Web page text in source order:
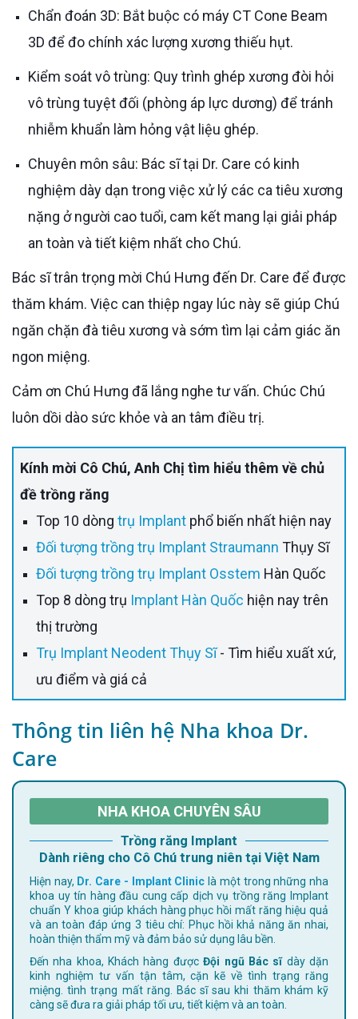
Chẩn đoán 3D: Bắt buộc có máy CT Cone Beam
3D để đo chính xác lượng xương thiếu hụt.
Kiểm soát vô trùng: Quy trình ghép xương đòi hỏi
vô trùng tuyệt đối (phòng áp lực dương) để tránh
nhiễm khuẩn làm hỏng vật liệu ghép.
Chuyên môn sâu: Bác sĩ tại Dr. Care có kinh
nghiệm dày dạn trong việc xử lý các ca tiêu xương
nặng ở người cao tuổi, cam kết mang lại giải pháp
an toàn và tiết kiệm nhất cho Chú.
Bác sĩ trân trọng mời Chú Hưng đến Dr. Care để được
thăm khám. Việc can thiệp ngay lúc này sẽ giúp Chú
ngăn chặn đà tiêu xương và sớm tìm lại cảm giác ăn
ngon miệng.
Cảm ơn Chú Hưng đã lắng nghe tư vấn. Chúc Chú
luôn dồi dào sức khỏe và an tâm điều trị.
Kính mời Cô Chú, Anh Chị tìm hiểu thêm về chủ
đề trồng răng
Top 10 dòng trụ Implant phổ biến nhất hiện nay
Đối tượng trồng trụ Implant Straumann Thụy Sĩ
Đối tượng trồng trụ Implant Osstem Hàn Quốc
Top 8 dòng trụ Implant Hàn Quốc hiện nay trên
thị trường
Trụ Implant Neodent Thụy Sĩ- Tìm hiểu xuất xứ,
ưu điểm và giá cả
Thông tin liên hệ Nha khoa Dr.
Care
NHA KHOA CHUYÊN SÂU
Trồng răng Implant
Dành riêng cho Cô Chú trung niên tại Việt Nam
Hiện nay, Dr. Care - Implant Clinic là một trong những nha
khoa uy tín hàng đầu cung cấp dịch vụ trồng răng Implant
chuẩn Y khoa giúp khách hàng phục hồi mất răng hiệu quả
và an toàn đáp ứng 3 tiêu chí: Phục hồi khả năng ăn nhai,
hoàn thiện thẩm mỹ và đảm bảo sử dụng lâu bền.
Đến nha khoa, Khách hàng đượcĐội ngũ Bác sĩdày dặn
kinh nghiệm tư vấn tận tâm, cặn kẽ về tình trạng răng
miệng. tình trạng mất răng. Bác sĩ sau khi thăm khám kỹ
càng sẽ đưa ra giải pháp tối ưu, tiết kiệm và an toàn.